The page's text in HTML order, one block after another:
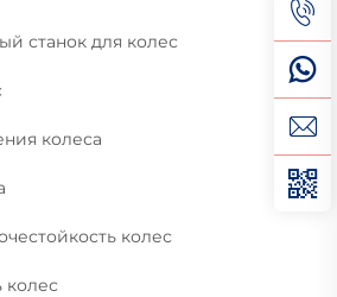
станок для колес
колеса
колес
колес